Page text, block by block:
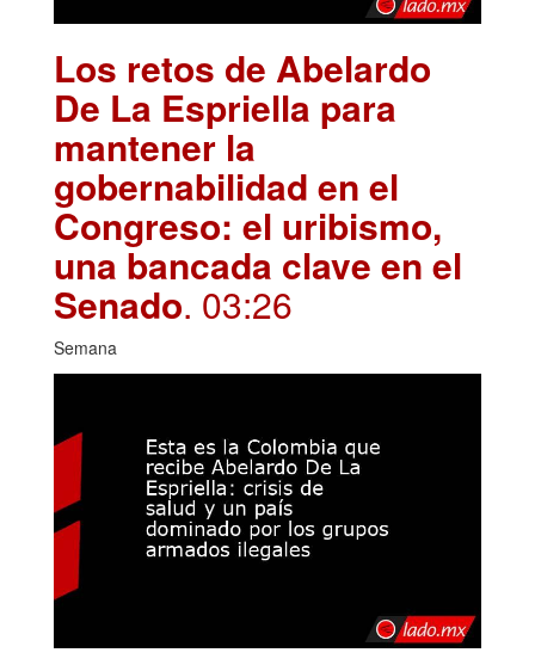
Los retos de Abelardo
De La Espriella para
mantener la
gobernabilidad en el
Congreso: el uribismo,
una bancada clave en el
Senado. 03:26
Semana